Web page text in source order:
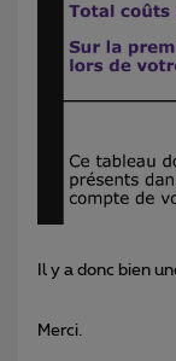
Il y a donc bien
Merci.